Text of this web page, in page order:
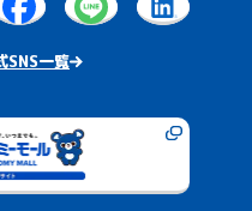
SNS一覧